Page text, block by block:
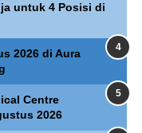
untuk 4 Posisi di
2026 di Aura
Centre
2026